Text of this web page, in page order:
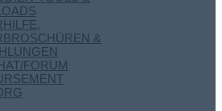
&
FORUM